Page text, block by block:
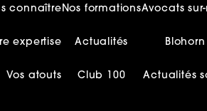
connaître
expertise
Vos atouts
Nos formations
Actualités
Club 100
Avocats
Blohorn
Actualités